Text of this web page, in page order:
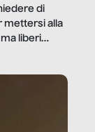
di
mettersi alla
liberi